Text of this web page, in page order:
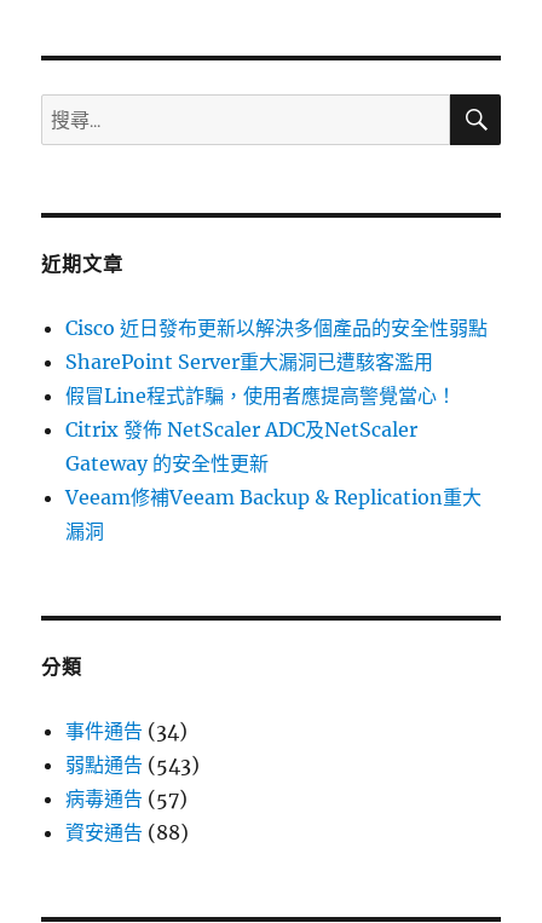
點
脅
報〉
搜
尋
鍵
搜
近期文章
Cisco 近日發布更新以解決多個產品的安全性弱點
SharePoint Server重大漏洞已遭駭客濫用
假冒Line程式詐騙，使用者應提高警覺當心！
Citrix 發佈 NetScaler ADC及NetScaler
Gateway 的安全性更新
Veeam修補Veeam Backup & Replication重大
漏洞
分類
事件通告 (34)
弱點通告 (543)
病毒通告 (57)
資安通告 (88)